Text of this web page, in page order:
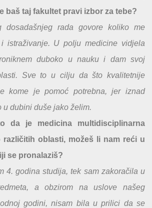
baš taj fakultet pravi izbor za tebe?
dosadašnjeg rada govore koliko me
istraživanje. U polju medicine vidjela
duboko u nauku i dam svoj
Sve to u cilju da što kvalitetnije
kome je pomoć potrebna, jer iznad
u dubini duše jako želim.
da je medicina multidisciplinarna
različitih oblasti, možeš li nam reći u
se pronalaziš?
4. godina studija, tek sam zakoračila u
a obzirom na uslove našeg
godini, nisam bila u prilici da se